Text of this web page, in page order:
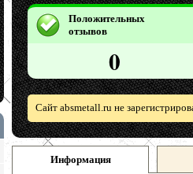
Положительных
отзывов
0
Сайт absmetall.ru не
Информация